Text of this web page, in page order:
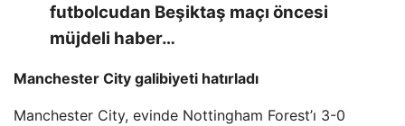
futbolcudan Beşiktaş maçı öncesi
müjdeli haber…
Manchester City galibiyeti hatırladı
Manchester City, evinde Nottingham Forest’ı 3-0